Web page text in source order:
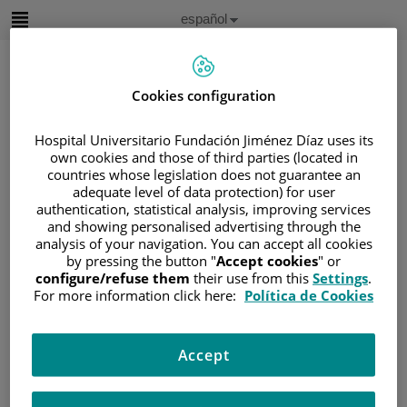
Selector
de
idioma
Idioma
Español
Inicio/ÁREA DEL PACIENTE
/SOBRE EL CÁNCER
/INFORMACIÓN Y SOPORTE AL PACIENTE
/TIPOS DE CÁNCER
/ÁREA DE CÁNCER ENDOCRINO
DIAGNÓSTICO DEL CARCINOMA DE LA
Cookies configuration
Hospital Universitario Fundación Jiménez Díaz uses its
own cookies and those of third parties (located in
countries whose legislation does not guarantee an
adequate level of data protection) for user
authentication, statistical analysis, improving services
and showing personalised advertising through the
analysis of your navigation. You can accept all cookies
by pressing the button "Accept cookies" or
configure/refuse them their use from this Settings.
For more information click here: Política de Cookies
Accept